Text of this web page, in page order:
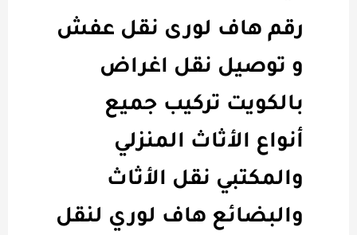
رقم هاف لورى نقل عفش
و توصيل نقل اغراض
بالكويت تركيب جميع
أنواع الأثاث المنزلي
والمكتبي نقل الأثاث
والبضائع هاف لوري لنقل